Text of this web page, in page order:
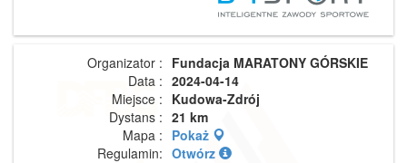
Organizator : Fundacja MARATONY GÓRSKIE
Data : 2024-04-14
Miejsce : Kudowa-Zdrój
Dystans : 21 km
Mapa : Pokaż
Regulamin: Otwórz